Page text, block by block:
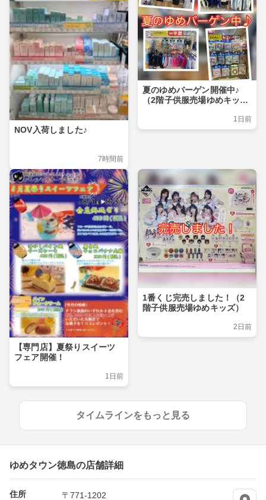
NOV入荷しました♪
7時間前
夏のゆめバーゲン開催中♪
（2階子供服売場ゆめキッ
1日前
【専門店】夏祭りスイーツ
フェア開催！
1日前
1番くじ完売しました！（2
階子供服売場ゆめキッズ）
2日前
タイムラインをもっと見る
ゆめタウン徳島の店舗詳細
住所
〒771-1202